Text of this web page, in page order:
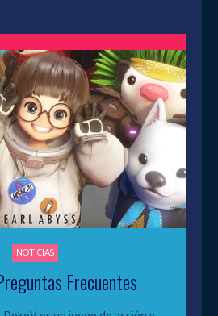
NOTICIAS
Frecuentes